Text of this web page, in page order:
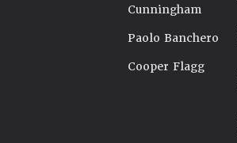
Cunningham
Paolo Banchero
Cooper Flagg